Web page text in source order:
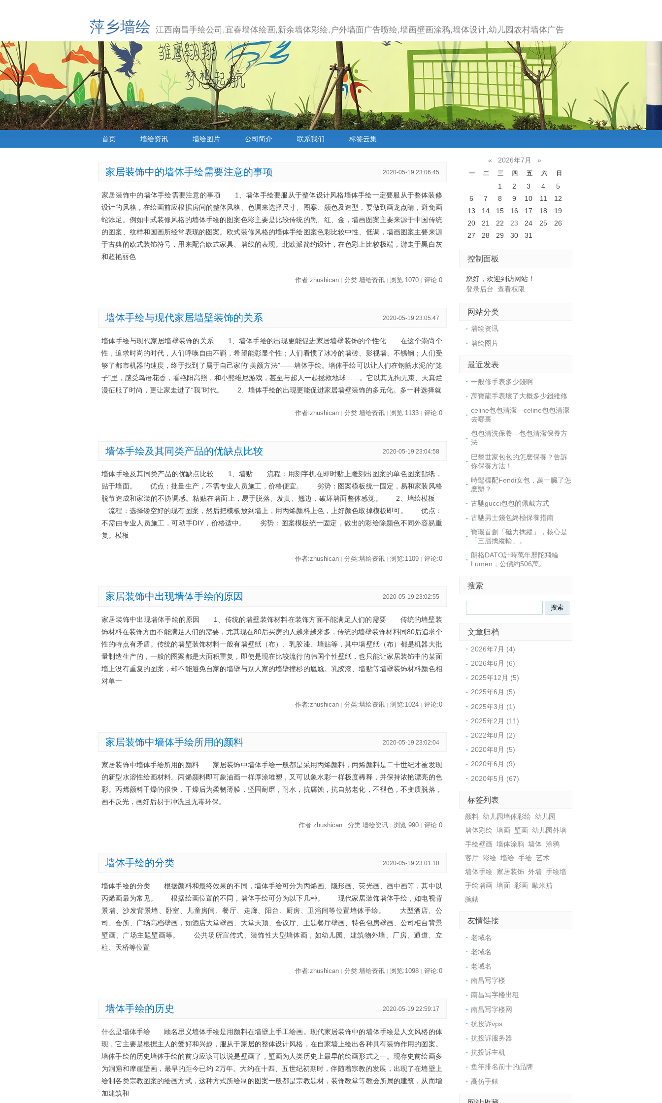
萍乡墙绘 江西南昌手绘公司,宜春墙体绘画,新余墙体彩绘,户外墙面广告喷绘,墙画壁画涂鸦,墙体设计,幼儿园农村墙体广告
首页 墙绘资讯 墙绘图片 公司简介 联系我们 标签云集
家居装饰中的墙体手绘需要注意的事项 2020-05-19 23:06:45
家居装饰中的墙体手绘需要注意的事项 1、墙体手绘要服从于整体设计风格墙体手绘一定要服从于整体装修
设计的风格，在绘画前应根据房间的整体风格、色调来选择尺寸、图案、颜色及造型，要做到画龙点睛，避免画
蛇添足。例如中式装修风格的墙体手绘的图案色彩主要是比较传统的黑、红、金，墙画图案主要来源于中国传统
的图案、纹样和国画所经常表现的图案。欧式装修风格的墙体手绘图案色彩比较中性、低调，墙画图案主要来源
于古典的欧式装饰符号，用来配合欧式家具、墙线的表现。北欧派简约设计，在色彩上比较极端，游走于黑白灰
和超艳丽色
作者:zhushican | 分类:墙绘资讯 | 浏览:1070 | 评论:0
墙体手绘与现代家居墙壁装饰的关系 2020-05-19 23:05:47
墙体手绘与现代家居墙壁装饰的关系 1、墙体手绘的出现更能促进家居墙壁装饰的个性化 在这个崇尚个
性，追求时尚的时代，人们呼唤自由不羁，希望能彰显个性；人们看惯了冰冷的墙砖、影视墙、不锈钢；人们受
够了都市机器的速度，终于找到了属于自己家的“美颜方法”——墙体手绘。墙体手绘可以让人们在钢筋水泥的“笼
子”里，感受鸟语花香，看艳阳高照，和小熊维尼游戏，甚至与超人一起拯救地球……。它以其无拘无束、天真烂
漫征服了时尚，更让家走进了“我”时代。 2、墙体手绘的出现更能促进家居墙壁装饰的多元化。多一种选择就
作者:zhushican 分类:墙绘资讯 浏览:1133 评论:0
墙体手绘及其同类产品的优缺点比较 2020-05-19 23:04:58
墙体手绘及其同类产品的优缺点比较 1、墙贴 流程：用刻字机在即时贴上雕刻出图案的单色图案贴纸，
贴于墙面。 优点：批量生产，不需专业人员施工，价格便宜。 劣势：图案模板统一固定，易和家装风格
脱节造成和家装的不协调感。粘贴在墙面上，易于脱落、发黄、翘边，破坏墙面整体感觉。 2、墙绘模板
流程：选择镂空好的现有图案，然后把模板放到墙上，用丙烯颜料上色，上好颜色取掉模板即可。 优点：
不需由专业人员施工，可动手DIY，价格适中。 劣势：图案模板统一固定，做出的彩绘除颜色不同外容易重
复。模板
作者:zhushican | 分类:墙绘资讯 | 浏览:1109 | 评论:0
家居装饰中出现墙体手绘的原因 2020-05-19 23:02:55
家居装饰中出现墙体手绘的原因 1、传统的墙壁装饰材料在装饰方面不能满足人们的需要 传统的墙壁装
饰材料在装饰方面不能满足人们的需要，尤其现在80后买房的人越来越来多，传统的墙壁装饰材料同80后追求个
性的特点有矛盾。传统的墙壁装饰材料一般有墙壁纸（布）、乳胶漆、墙贴等，其中墙壁纸（布）都是机器大批
量制造生产的，一般的图案都是大面积重复，即使是现在比较流行的韩国个性壁纸，也只能让家居装饰中的某面
墙上没有重复的图案，却不能避免自家的墙壁与别人家的墙壁撞杉的尴尬。乳胶漆、墙贴等墙壁装饰材料颜色相
对单一
作者:zhushican | 分类:墙绘资讯 | 浏览:1024 | 评论:0
家居装饰中墙体手绘所用的颜料 2020-05-19 23:02:04
家居装饰中墙体手绘所用的颜料 家居装饰中墙体手绘一般都是采用丙烯颜料，丙烯颜料是二十世纪才被发现
的新型水溶性绘画材料。丙烯颜料即可象油画一样厚涂堆塑，又可以象水彩一样极度稀释，并保持浓艳漂亮的色
彩。丙烯颜料干燥的很快，干燥后为柔韧薄膜，坚固耐磨，耐水，抗腐蚀，抗自然老化，不褪色，不变质脱落，
画不反光，画好后易于冲洗且无毒环保。
作者:zhushican | 分类:墙绘资讯 | 浏览:990 | 评论:0
墙体手绘的分类 2020-05-19 23:01:10
墙体手绘的分类 根据颜料和最终效果的不同，墙体手绘可分为丙烯画、隐形画、荧光画、画中画等，其中以
丙烯画最为常见。 根据绘画位置的不同，墙体手绘可分为以下几种。 现代家居装饰墙体手绘，如电视背
景墙、沙发背景墙、卧室、儿童房间、餐厅、走廊、阳台、厨房、卫浴间等位置墙体手绘。 大型酒店、公
司、会所、广场高档壁画，如酒店大堂壁画、大堂天顶、会议厅、主题餐厅壁画、特色包房壁画、公司柜台背景
壁画、广场主题壁画等。 公共场所宣传式、装饰性大型墙体画，如幼儿园、建筑物外墙、厂房、通道、立
柱、天桥等位置
作者:zhushican | 分类:墙绘资讯 | 浏览:1098 | 评论:0
墙体手绘的历史 2020-05-19 22:59:17
什么是墙体手绘 顾名思义墙体手绘是用颜料在墙壁上手工绘画。现代家居装饰中的墙体手绘是人文风格的体
现，它主要是根据主人的爱好和兴趣，服从于家居的整体设计风格，在自家墙上绘出各种具有装饰作用的图案。
墙体手绘的历史墙体手绘的前身应该可以说是壁画了，壁画为人类历史上最早的绘画形式之一。现存史前绘画多
为洞窟和摩崖壁画，最早的距今已约 2万年。大约在十四、五世纪初期时，伴随着宗教的发展，出现了在墙壁上
绘制各类宗教图案的绘画方式，这种方式所绘制的图案一般都是宗教题材，装饰教堂等教会所属的建筑，从而增
加建筑和
« 2026年7月 »
一 二 三 四 五 六 日
1 2 3 4
5
6
7 8 9 10 11
12
13
14 15 16 17 18
19
20
21 22 23 24 25
26
27
28 29 30 31
控制面板
您好，欢迎到访网站！
登录后台 查看权限
网站分类
墙绘资讯
墙绘图片
最近发表
​一般修手表多少錢啊
​萬寶龍手表壞了大概多少錢維修
celine包包清潔—celine包包清潔
去哪裏
​包包清洗保養—包包清潔保養方
法
巴黎世家包包的怎麽保養？告訴
你保養方法！
時髦標配Fendi女包，萬一臟了怎
麽辦？
古馳gucci包包的佩戴方式
古馳男士錢包終極保養指南
寶璣首創「磁力擒縱」，核心是
「三層擒縱輪」。
朗格DATO計時萬年歷陀飛輪
Lumen，公價約506萬。
搜索
文章归档
2026年7月 (4)
2026年6月 (6)
2025年12月 (5)
2025年6月 (5)
2025年3月 (1)
2025年2月 (11)
2022年8月 (2)
2020年8月 (5)
2020年6月 (9)
2020年5月 (67)
标签列表
颜料 幼儿园墙体彩绘 幼儿园
墙体彩绘 墙画 壁画 幼儿园外墙
手绘壁画 墙体涂鸦 墙体 涂鸦
客厅 彩绘 墙绘 手绘 艺术
墙体手绘 家居装饰 外墙 手绘墙
手绘墙画 墙面 彩画 歐米茄
腕錶
友情链接
老域名
老域名
老域名
南昌写字楼
南昌写字楼出租
南昌写字楼网
抗投诉vps
抗投诉服务器
抗投诉主机
鱼竿排名前十的品牌
高仿手錶